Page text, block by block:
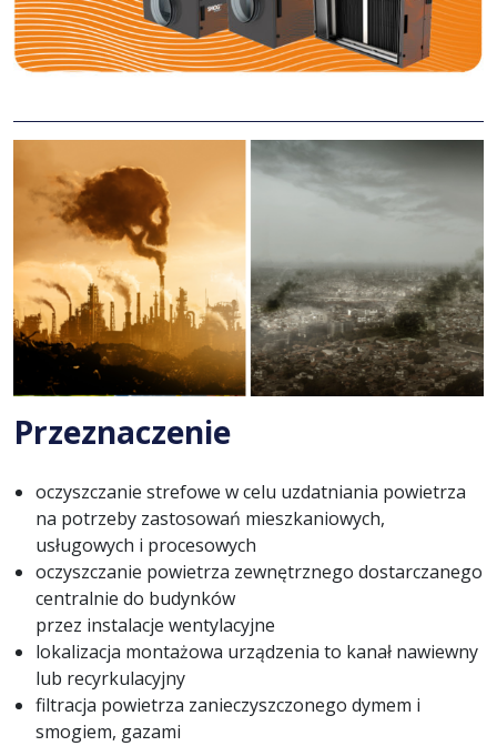
Przeznaczenie
oczyszczanie strefowe w celu uzdatniania powietrza
na potrzeby zastosowań mieszkaniowych,
usługowych i procesowych
oczyszczanie powietrza zewnętrznego dostarczanego
centralnie do budynków
przez instalacje wentylacyjne
lokalizacja montażowa urządzenia to kanał nawiewny
lub recyrkulacyjny
filtracja powietrza zanieczyszczonego dymem i
smogiem, gazami